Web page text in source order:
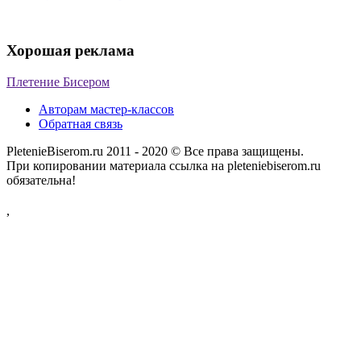
Хорошая реклама
Плетение Бисером
Авторам мастер-классов
Обратная связь
PletenieBiserom.ru 2011 - 2020 © Все права защищены.
При копировании материала ссылка на pleteniebiserom.ru
обязательна!
,